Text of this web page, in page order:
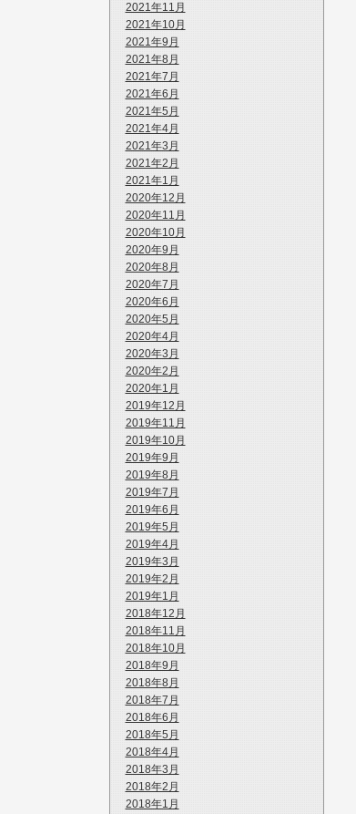
2021年11月
2021年10月
2021年9月
2021年8月
2021年7月
2021年6月
2021年5月
2021年4月
2021年3月
2021年2月
2021年1月
2020年12月
2020年11月
2020年10月
2020年9月
2020年8月
2020年7月
2020年6月
2020年5月
2020年4月
2020年3月
2020年2月
2020年1月
2019年12月
2019年11月
2019年10月
2019年9月
2019年8月
2019年7月
2019年6月
2019年5月
2019年4月
2019年3月
2019年2月
2019年1月
2018年12月
2018年11月
2018年10月
2018年9月
2018年8月
2018年7月
2018年6月
2018年5月
2018年4月
2018年3月
2018年2月
2018年1月